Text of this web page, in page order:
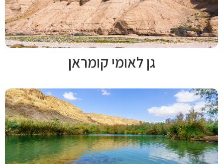
גן לאומי קומראן